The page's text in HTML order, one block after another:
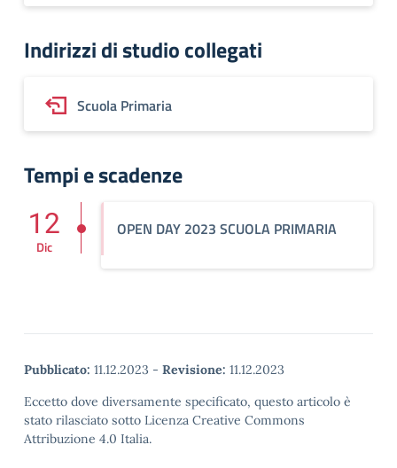
Indirizzi di studio collegati
Scuola Primaria
Tempi e scadenze
OPEN DAY 2023 SCUOLA PRIMARIA
12
Dic
Pubblicato: 11.12.2023 - Revisione: 11.12.2023
Eccetto dove diversamente specificato, questo articolo è
stato rilasciato sotto Licenza Creative Commons
Attribuzione 4.0 Italia.